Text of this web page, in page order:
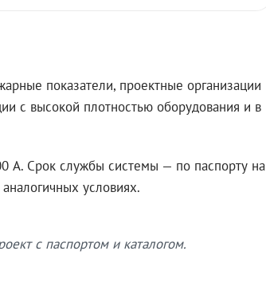
показатели, проектные организации
с высокой плотностью оборудования и в
А. Срок службы системы — по паспорту на
условиях.
с паспортом и каталогом.